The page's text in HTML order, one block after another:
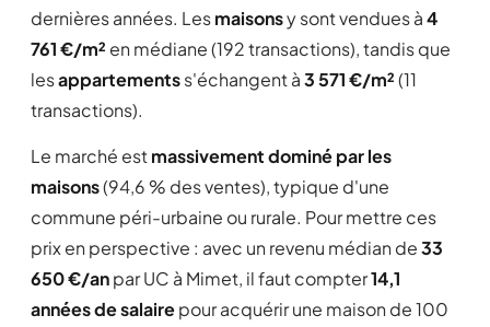
dernières années. Lesmaisonsy sont vendues à4
761 €/m² en médiane (192 transactions), tandis que
lesappartementss'échangent à3 571 €/m²(11
transactions).
Le marché estmassivement dominé par les
maisons(94,6 % des ventes), typique d'une
commune péri-urbaine ou rurale. Pour mettre ces
prix en perspective : avec un revenu médian de33
650 €/anpar UC à Mimet, il faut compter14,1
années de salairepour acquérir une maison de 100